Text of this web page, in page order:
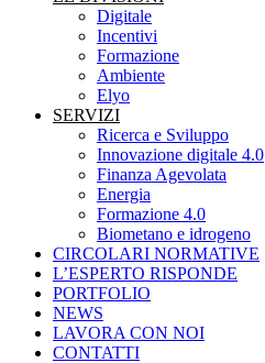
Digitale
Incentivi
Formazione
Ambiente
Elyo
SERVIZI
Ricerca e Sviluppo
Innovazione digitale 4.0
Finanza Agevolata
Energia
Formazione 4.0
Biometano e idrogeno
CIRCOLARI NORMATIVE
L’ESPERTO RISPONDE
PORTFOLIO
NEWS
LAVORA CON NOI
CONTATTI